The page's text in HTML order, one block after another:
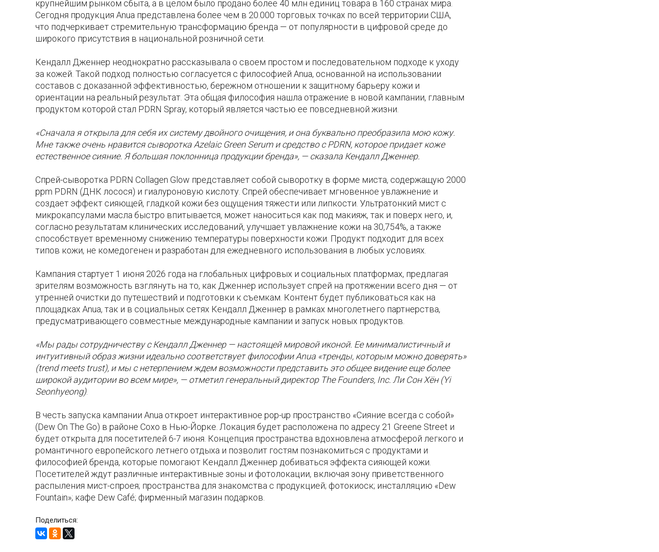
крупнейшим рынком сбыта, а в целом было продано более 40 млн единиц товара в 160 странах мира.
Сегодня продукция Anua представлена более чем в 20.000 торговых точках по всей территории США,
что подчеркивает стремительную трансформацию бренда — от популярности в цифровой среде до
широкого присутствия в национальной розничной сети.
Кендалл Дженнер неоднократно рассказывала о своем простом и последовательном подходе к уходу
за кожей. Такой подход полностью согласуется с философией Anua, основанной на использовании
составов с доказанной эффективностью, бережном отношении к защитному барьеру кожи и
ориентации на реальный результат. Эта общая философия нашла отражение в новой кампании, главным
продуктом которой стал PDRN Spray, который является частью ее повседневной жизни.
«Сначала я открыла для себя их систему двойного очищения, и она буквально преобразила мою кожу.
Мне также очень нравится сыворотка Azelaic Green Serum и средство с PDRN, которое придает коже
естественное сияние. Я большая поклонница продукции бренда», — сказала Кендалл Дженнер.
Спрей-сыворотка PDRN Collagen Glow представляет собой сыворотку в форме миста, содержащую 2000
ppm PDRN (ДНК лосося) и гиалуроновую кислоту. Спрей обеспечивает мгновенное увлажнение и
создает эффект сияющей, гладкой кожи без ощущения тяжести или липкости. Ультратонкий мист с
микрокапсулами масла быстро впитывается, может наноситься как под макияж, так и поверх него, и,
согласно результатам клинических исследований, улучшает увлажнение кожи на 30,754%, а также
способствует временному снижению температуры поверхности кожи. Продукт подходит для всех
типов кожи, не комедогенен и разработан для ежедневного использования в любых условиях.
Кампания стартует 1 июня 2026 года на глобальных цифровых и социальных платформах, предлагая
зрителям возможность взглянуть на то, как Дженнер использует спрей на протяжении всего дня — от
утренней очистки до путешествий и подготовки к съемкам. Контент будет публиковаться как на
площадках Anua, так и в социальных сетях Кендалл Дженнер в рамках многолетнего партнерства,
предусматривающего совместные международные кампании и запуск новых продуктов.
«Мы рады сотрудничеству с Кендалл Дженнер — настоящей мировой иконой. Ее минималистичный и
интуитивный образ жизни идеально соответствует философии Anua «тренды, которым можно доверять»
(trend meets trust), и мы с нетерпением ждем возможности представить это общее видение еще более
широкой аудитории во всем мире», — отметил генеральный директор The Founders, Inc. Ли Сон Хён (Yi
Seonhyeong).
В честь запуска кампании Anua откроет интерактивное pop-up пространство «Сияние всегда с собой»
(Dew On The Go) в районе Сохо в Нью-Йорке. Локация будет расположена по адресу 21 Greene Street и
будет открыта для посетителей 6-7 июня. Концепция пространства вдохновлена атмосферой легкого и
романтичного европейского летнего отдыха и позволит гостям познакомиться с продуктами и
философией бренда, которые помогают Кендалл Дженнер добиваться эффекта сияющей кожи.
Посетителей ждут различные интерактивные зоны и фотолокации, включая зону приветственного
распыления мист-спроея; пространства для знакомства с продукцией; фотокиоск; инсталляцию «Dew
Fountain»; кафе Dew Café; фирменный магазин подарков.
Поделиться: